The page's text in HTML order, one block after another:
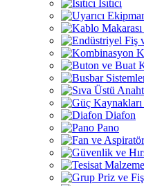
Isıtıcı
Diafon
Pano